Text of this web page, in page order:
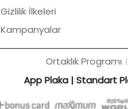
Gizlilik İlkeleri
Kampanyalar
Ortaklık Programı
App Plaka | Standart